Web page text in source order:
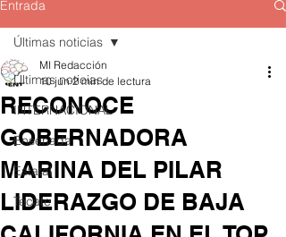
Entrada
Últimas noticias
INTERNACIONAL
Ensenada
Estatal
Tecate
Últimas noticias
RECONOCE
GOBERNADORA
MARINA DEL PILAR
LIDERAZGO DE BAJA
MI Redacción
10 jun 2 min de lectura